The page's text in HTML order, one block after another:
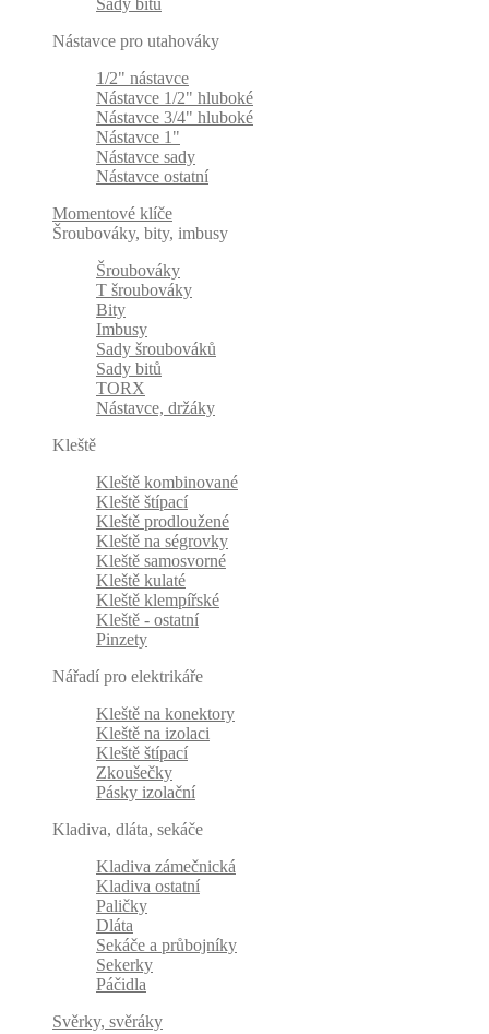
Sady bitů
Nástavce pro utahováky
1/2" nástavce
Nástavce 1/2" hluboké
Nástavce 3/4" hluboké
Nástavce 1"
Nástavce sady
Nástavce ostatní
Momentové klíče
Šroubováky, bity, imbusy
Šroubováky
T šroubováky
Bity
Imbusy
Sady šroubováků
Sady bitů
TORX
Nástavce, držáky
Kleště
Kleště kombinované
Kleště štípací
Kleště prodloužené
Kleště na ségrovky
Kleště samosvorné
Kleště kulaté
Kleště klempířské
Kleště - ostatní
Pinzety
Nářadí pro elektrikáře
Kleště na konektory
Kleště na izolaci
Kleště štípací
Zkoušečky
Pásky izolační
Kladiva, dláta, sekáče
Kladiva zámečnická
Kladiva ostatní
Paličky
Dláta
Sekáče a průbojníky
Sekerky
Páčidla
Svěrky, svěráky